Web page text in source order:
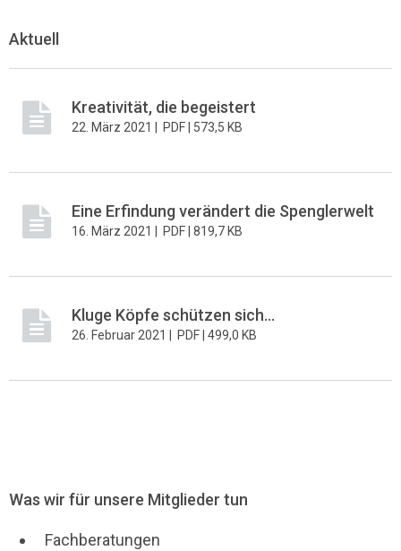
Aktuell
Kreativität, die begeistert
22. März 2021 | PDF | 573,5 KB
Eine Erfindung verändert die Spenglerwelt
16. März 2021 | PDF | 819,7 KB
Kluge Köpfe schützen sich...
26. Februar 2021 | PDF | 499,0 KB
Was wir für unsere Mitglieder tun
Fachberatungen